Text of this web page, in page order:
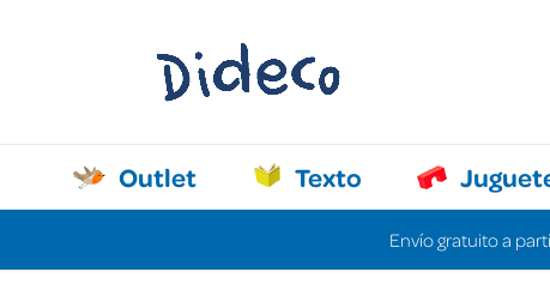
Outlet Texto
Envío gratuito a